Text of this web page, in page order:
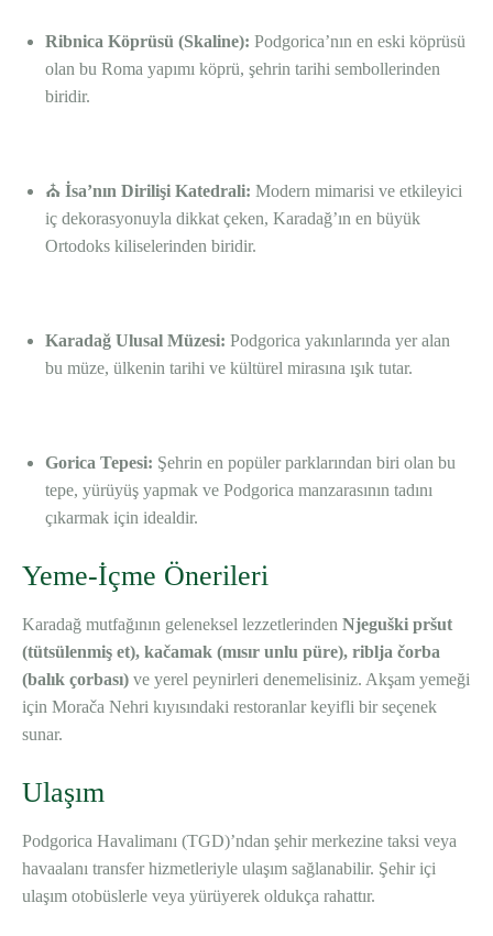
Ribnica Köprüsü (Skaline): Podgorica’nın en eski köprüsü
olan bu Roma yapımı köprü, şehrin tarihi sembollerinden
biridir.
⛪ İsa’nın Dirilişi Katedrali: Modern mimarisi ve etkileyici
iç dekorasyonuyla dikkat çeken, Karadağ’ın en büyük
Ortodoks kiliselerinden biridir.
Karadağ Ulusal Müzesi: Podgorica yakınlarında yer alan
bu müze, ülkenin tarihi ve kültürel mirasına ışık tutar.
Gorica Tepesi: Şehrin en popüler parklarından biri olan bu
tepe, yürüyüş yapmak ve Podgorica manzarasının tadını
çıkarmak için idealdir.
Yeme-İçme Önerileri
Karadağ mutfağının geleneksel lezzetlerinden Njeguški pršut
(tütsülenmiş et), kačamak (mısır unlu püre), riblja čorba
(balık çorbası) ve yerel peynirleri denemelisiniz. Akşam yemeği
için Morača Nehri kıyısındaki restoranlar keyifli bir seçenek
sunar.
Ulaşım
Podgorica Havalimanı (TGD)’ndan şehir merkezine taksi veya
havaalanı transfer hizmetleriyle ulaşım sağlanabilir. Şehir içi
ulaşım otobüslerle veya yürüyerek oldukça rahattır.